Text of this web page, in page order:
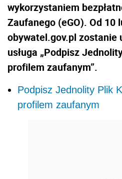
wykorzystaniem
Zaufanego (eGO). Od 10
obywatel.gov.pl zostanie
usługa „Podpisz
profilem zaufanym”.
Podpisz Jednolity Plik
profilem zaufanym